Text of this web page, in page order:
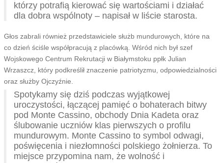
którzy potrafią kierować się wartościami i działać
dla dobra wspólnoty – napisał w liście starosta.
Głos zabrali również przedstawiciele służb mundurowych, które na
co dzień ściśle współpracują z placówką. Wśród nich był szef
Wojskowego Centrum Rekrutacji w Białymstoku ppłk Julian
Wrzaszcz, który podkreślił znaczenie patriotyzmu, odpowiedzialności
oraz służby Ojczyźnie.
Spotykamy się dziś podczas wyjątkowej
uroczystości, łączącej pamięć o bohaterach bitwy
pod Monte Cassino, obchody Dnia Kadeta oraz
ślubowanie uczniów klas pierwszych o profilu
mundurowym. Monte Cassino to symbol odwagi,
poświęcenia i niezłomności polskiego żołnierza. To
miejsce przypomina nam, że wolność i